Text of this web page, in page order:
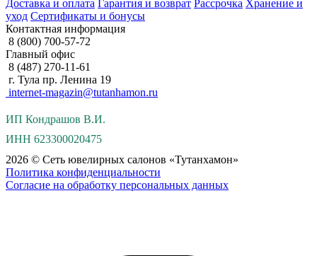
Доставка и оплата Гарантия и возврат Рассрочка Хранение и
уход Сертификаты и бонусы
Контактная информация
8 (800) 700-57-72
Главный офис
8 (487) 270-11-61
г. Тула пр. Ленина 19
internet-magazin@tutanhamon.ru
ИП Кондрашов В.И.
ИНН 623300020475
2026 © Сеть ювелирных салонов «Тутанхамон»
Политика конфиденциальности
Согласие на обработку персональных данных